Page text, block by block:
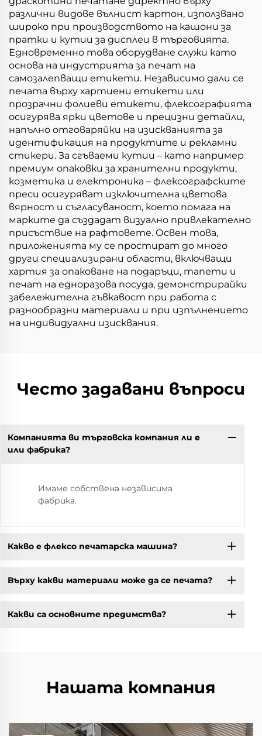
различни видове вълнист картон, използвано
широко при производството на кашони за
пратки и кутии за дисплеи в търговията.
Едновременно това оборудване служи като
основа на индустрията за печат на
самозалепващи етикети. Независимо дали се
печата върху хартиени етикети или
прозрачни фолиеви етикети, флексографията
осигурява ярки цветове и прецизни детайли,
напълно отговаряйки на изискванията за
идентификация на продуктите и рекламни
стикери. За сгъваеми кутии – като например
премиум опаковки за хранителни продукти,
козметика и електроника – флексографските
преси осигуряват изключителна цветова
вярност и съгласуваност, което помага на
марките да създадат визуално привлекателно
присъствие на рафтовете. Освен това,
приложенията му се простират до много
други специализирани области, включващи
хартия за опаковане на подаръци, тапети и
печат на едноразова посуда, демонстрирайки
забележителна гъвкавост при работа с
разнообразни материали и при изпълнението
на индивидуални изисквания.
Често задавани въпроси
Компанията ви търговска компания ли е
или фабрика?
Имаме собствена независима
фабрика.
Какво е флексо печатарска машина?
Върху какви материали може да се печата?
Какви са основните предимства?
Нашата компания